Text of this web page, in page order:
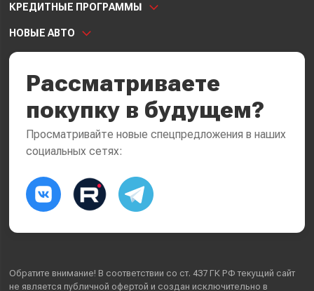
КРЕДИТНЫЕ ПРОГРАММЫ
НОВЫЕ АВТО
Рассматриваете
покупку в будущем?
Просматривайте новые спецпредложения в наших
социальных сетях:
Обратите внимание! В соответствии со ст. 437 ГК РФ текущий сайт
не является публичной офертой и создан исключительно в